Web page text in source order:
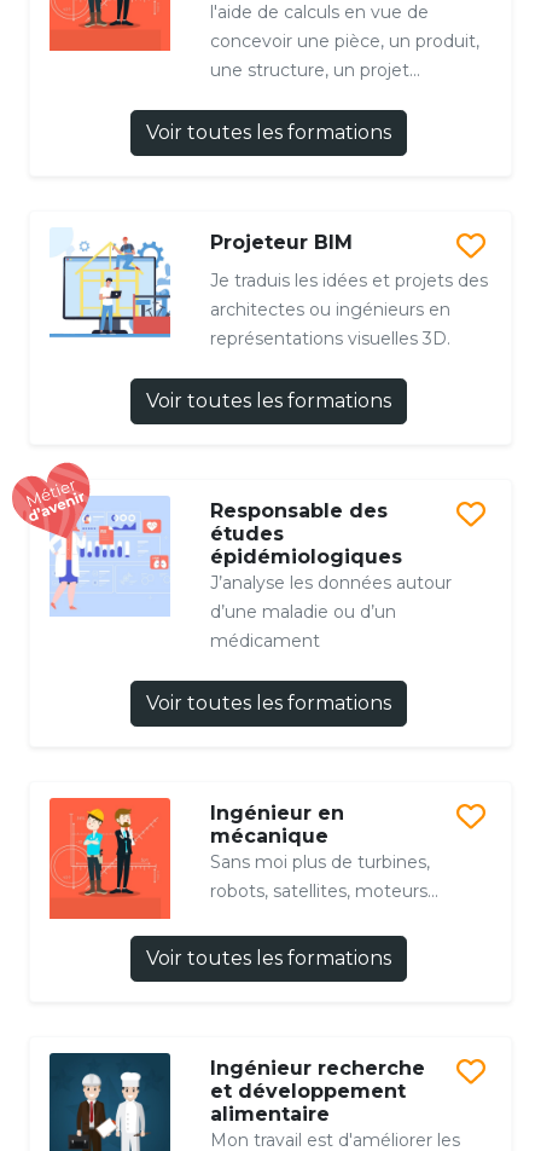
l'aide de calculs en vue de
concevoir une pièce, un produit,
une structure, un projet...
Voir toutes les formations
Projeteur BIM
Je traduis les idées et projets des
architectes ou ingénieurs en
représentations visuelles 3D.
Voir toutes les formations
Responsable des
études
épidémiologiques
J’analyse les données autour
d’une maladie ou d’un
médicament
Voir toutes les formations
Ingénieur en
mécanique
Sans moi plus de turbines,
robots, satellites, moteurs...
Voir toutes les formations
Ingénieur recherche
et développement
alimentaire
Mon travail est d'améliorer les